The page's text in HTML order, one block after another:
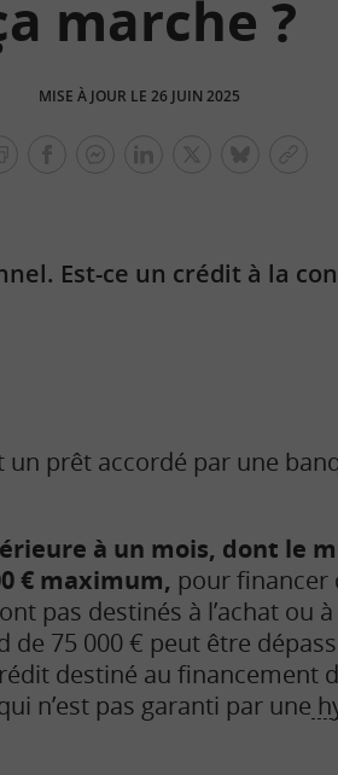
marche ?
MISE À JOUR LE 26 JUIN 2025
Est-ce un crédit à la
prêt accordé par une
à un mois, dont le
€ maximum, pour financer
pas destinés à l’achat ou
75 000 € peut être
destiné au financement
n’est pas garanti par une